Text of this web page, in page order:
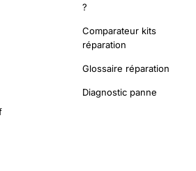
?
Comparateur kits
réparation
Glossaire réparation
Diagnostic panne